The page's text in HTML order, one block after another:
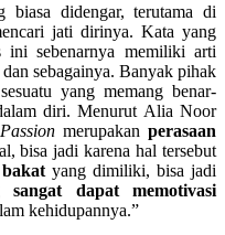
biasa didengar, terutama di
jati dirinya. Kata yang
ini sebenarnya memiliki arti
dan sebagainya. Banyak pihak
yang memang benar-
diri. Menurut Alia Noor
Passion merupakan perasaan
bisa jadi karena hal tersebut
yang dimiliki, bisa jadi
sangat dapat memotivasi
kehidupannya.”